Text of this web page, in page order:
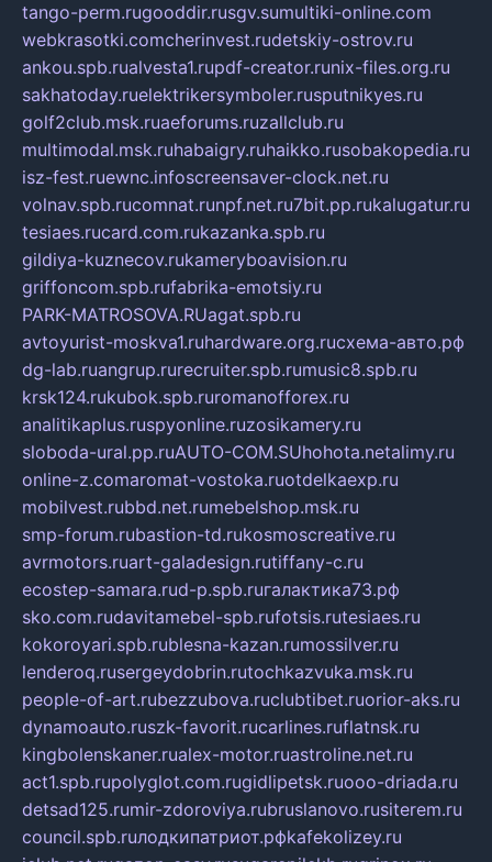
tango-perm.rugooddir.rusgv.sumultiki-online.com
webkrasotki.comcherinvest.rudetskiy-ostrov.ru
ankou.spb.rualvesta1.rupdf-creator.runix-files.org.ru
sakhatoday.ruelektrikersymboler.rusputnikyes.ru
golf2club.msk.ruaeforums.ruzallclub.ru
multimodal.msk.ruhabaigry.ruhaikko.rusobakopedia.ru
isz-fest.ruewnc.infoscreensaver-clock.net.ru
volnav.spb.rucomnat.runpf.net.ru7bit.pp.rukalugatur.ru
tesiaes.rucard.com.rukazanka.spb.ru
gildiya-kuznecov.rukameryboavision.ru
griffoncom.spb.rufabrika-emotsiy.ru
PARK-MATROSOVA.RUagat.spb.ru
avtoyurist-moskva1.ruhardware.org.ruсхема-авто.рф
dg-lab.ruangrup.rurecruiter.spb.rumusic8.spb.ru
krsk124.rukubok.spb.ruromanofforex.ru
analitikaplus.ruspyonline.ruzosikamery.ru
sloboda-ural.pp.ruAUTO-COM.SUhohota.netalimy.ru
online-z.comaromat-vostoka.ruotdelkaexp.ru
mobilvest.rubbd.net.rumebelshop.msk.ru
smp-forum.rubastion-td.rukosmoscreative.ru
avrmotors.ruart-galadesign.rutiffany-c.ru
ecostep-samara.rud-p.spb.ruгалактика73.рф
sko.com.rudavitamebel-spb.rufotsis.rutesiaes.ru
kokoroyari.spb.rublesna-kazan.rumossilver.ru
lenderoq.rusergeydobrin.rutochkazvuka.msk.ru
people-of-art.rubezzubova.ruclubtibet.ruorior-aks.ru
dynamoauto.ruszk-favorit.rucarlines.ruflatnsk.ru
kingbolenskaner.rualex-motor.ruastroline.net.ru
act1.spb.rupolyglot.com.rugidlipetsk.ruooo-driada.ru
detsad125.rumir-zdoroviya.rubruslanovo.rusiterem.ru
council.spb.ruлодкипатриот.рфkafekolizey.ru